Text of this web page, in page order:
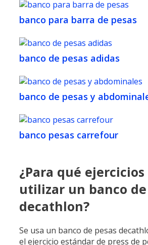
banco para barra de pesas
banco de pesas adidas
banco de pesas y
banco pesas carrefour
¿Para qué
utilizar un banco de
decathlon?
Se usa un banco de pesas
el ejercicio estándar de press de